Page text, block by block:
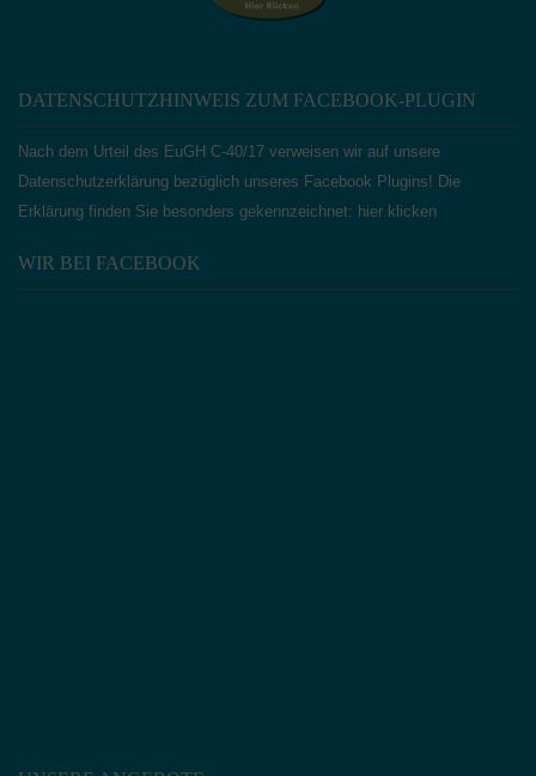
DATENSCHUTZHINWEIS ZUM FACEBOOK-PLUGIN
Nach dem Urteil des EuGH C‑40/17 verweisen wir auf unsere
Datenschutzerklärung bezüglich unseres Facebook Plugins! Die
Erklärung finden Sie besonders gekennzeichnet: hier klicken
WIR BEI FACEBOOK